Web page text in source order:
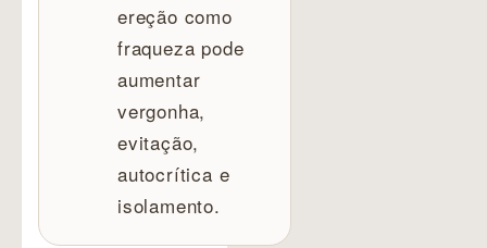
ereção como
fraqueza pode
aumentar
vergonha,
evitação,
autocrítica e
isolamento.